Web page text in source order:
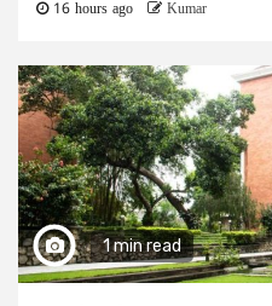
16 hours ago Kumar
1 min read